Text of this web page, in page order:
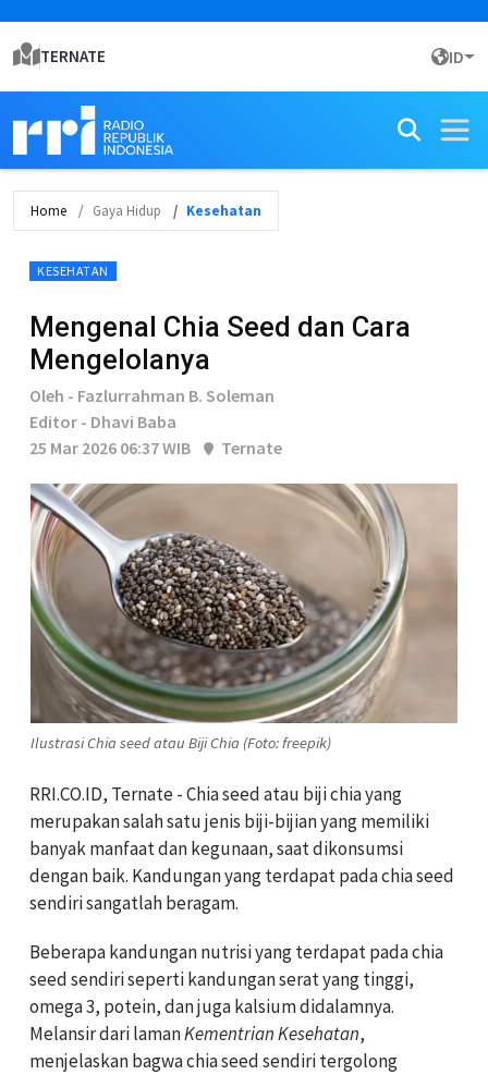
TERNATE ID
Home Gaya Hidup Kesehatan
KESEHATAN
Mengenal Chia Seed dan Cara
Mengelolanya
Oleh - Fazlurrahman B. Soleman
Editor - Dhavi Baba
25 Mar 2026 06:37 WIB
Ternate
Ilustrasi Chia seed atau Biji Chia (Foto: freepik)
RRI.CO.ID, Ternate - Chia seed atau biji chia yang
merupakan salah satu jenis biji-bijian yang memiliki
banyak manfaat dan kegunaan, saat dikonsumsi
dengan baik. Kandungan yang terdapat pada chia seed
sendiri sangatlah beragam.
Beberapa kandungan nutrisi yang terdapat pada chia
seed sendiri seperti kandungan serat yang tinggi,
omega 3, potein, dan juga kalsium didalamnya.
Melansir dari lamanKementrian Kesehatan,
menjelaskan bagwa chia seed sendiri tergolong